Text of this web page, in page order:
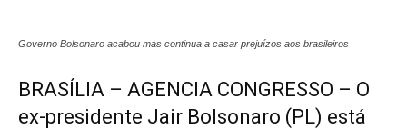
Governo Bolsonaro acabou mas continua a casar prejuízos aos brasileiros
BRASÍLIA – AGENCIA CONGRESSO – O
ex-presidente Jair Bolsonaro (PL) está